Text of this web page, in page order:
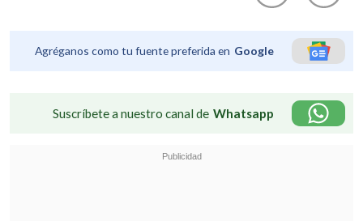
Agréganos como tu fuente preferida en Google
Suscríbete a nuestro canal de Whatsapp